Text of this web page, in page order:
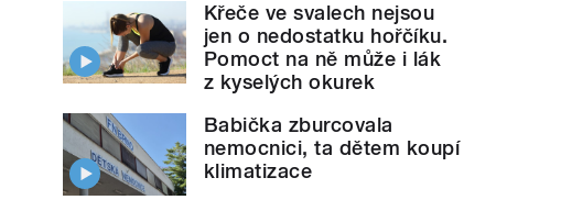
Křeče ve svalech nejsou
jen o nedostatku hořčíku.
Pomoct na ně může i lák
z kyselých okurek
Babička zburcovala
nemocnici, ta dětem koupí
klimatizace